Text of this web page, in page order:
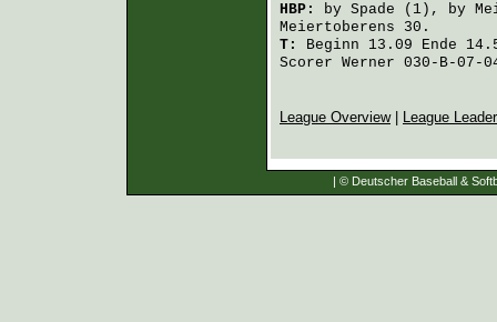
HBP: by Spade (1), by
Meiertoberens 30.
T:
Beginn 13.09 Ende
Scorer Werner 030-B-07-
League Overview| League
| © Deutscher Baseball &